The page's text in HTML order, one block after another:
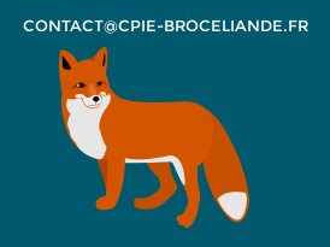
CONTACT@CPIE-BROCELIANDE.FR